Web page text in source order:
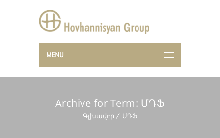
MENU
Archive for Term: ՄԴՖ
Գլխավոր ՄԴՖ